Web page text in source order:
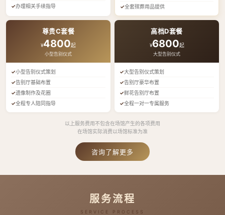
办理相关手续指导
全套殡葬用品提供
尊贵C套餐
¥4800起
小型告别仪式
小型告别仪式策划
告别厅基础布置
遗像制作及花圈
全程专人陪同指导
高档D套餐
¥6800起
大型告别仪式
大型告别仪式策划
告别厅豪华布置
鲜花告别厅布置
全程一对一专属服务
以上服务费用不包含在场馆产生的各项费用
在场馆实际消费以场馆标准为准
咨询了解更多
服务流程
SERVICE PROCESS